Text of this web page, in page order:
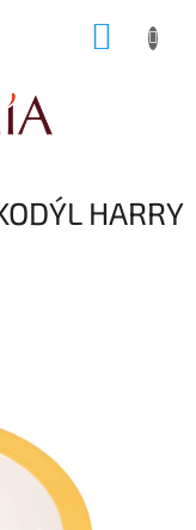
HARRY